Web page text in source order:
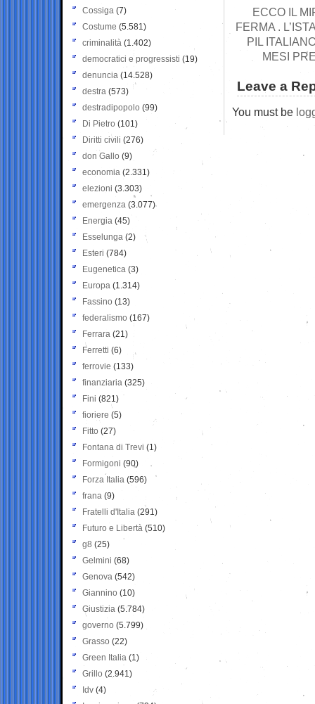
ECCO IL
FERMA .
PIL
MESI
Leave a
You must be
Cossiga (7)
Costume (5.581)
criminalità (1.402)
democratici e progressisti (19)
denuncia (14.528)
destra (573)
destradipopolo (99)
Di Pietro (101)
Diritti civili (276)
don Gallo (9)
economia (2.331)
elezioni (3.303)
emergenza (3.077)
Energia (45)
Esselunga (2)
Esteri (784)
Eugenetica (3)
Europa (1.314)
Fassino (13)
federalismo (167)
Ferrara (21)
Ferretti (6)
ferrovie (133)
finanziaria (325)
Fini (821)
fioriere (5)
Fitto (27)
Fontana di Trevi (1)
Formigoni (90)
Forza Italia (596)
frana (9)
Fratelli d'Italia (291)
Futuro e Libertà (510)
g8 (25)
Gelmini (68)
Genova (542)
Giannino (10)
Giustizia (5.784)
governo (5.799)
Grasso (22)
Green Italia (1)
Grillo (2.941)
Idv (4)